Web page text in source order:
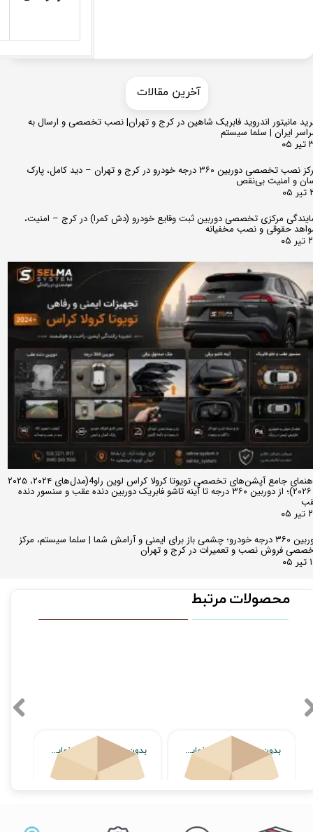
مانیتور اندروید فابریک شاهین در کرج و تهران| نصب تخصصی و ارسال به
ایران | سلما سیستم
مرکز نصب تخصصی دوربین ۳۶۰ درجه خودرو در کرج و تهران – دید کامل، پارک
و امنیت بی‌نقص
مرکزی تخصصی دوربین ثبت وقایع خودرو (دش کمرا) در کرج – امنیت،
حقوقی و نصب مخفیانه
راهنمای جامع آپشن‌های تخصصی تویوتا کرولا کراس لوین راو4(مدل‌های ۲۰۲۴، ۲۰۲۵
و ۲۰۲۶)؛ از دوربین ۳۶۰ درجه تا آینه تاشو فابریک دوربین دنده عقب و سنسور دنده
دوربین ۳۶۰ درجه خودرو؛ چشمی باز برای ایمنی و آرامش شما | سلما سیستم، مرکز
فروش نصب و تعمیرات در کرج و تهران
​​آخرین مقالات
محصولات مرتبط
بدون محصول جهت نمایش
اتمام موجودی
بدون محصول جهت نمایش
اتمام موجودی